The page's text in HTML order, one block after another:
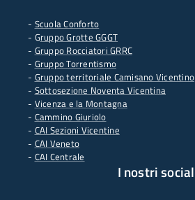
- Scuola Conforto
- Gruppo Grotte GGGT
- Gruppo Rocciatori GRRC
- Gruppo Torrentismo
- Gruppo territoriale Camisano Vicentino
- Sottosezione Noventa Vicentina
- Vicenza e la Montagna
- Cammino Giuriolo
- CAI Sezioni Vicentine
- CAI Veneto
- CAI Centrale
I nostri social